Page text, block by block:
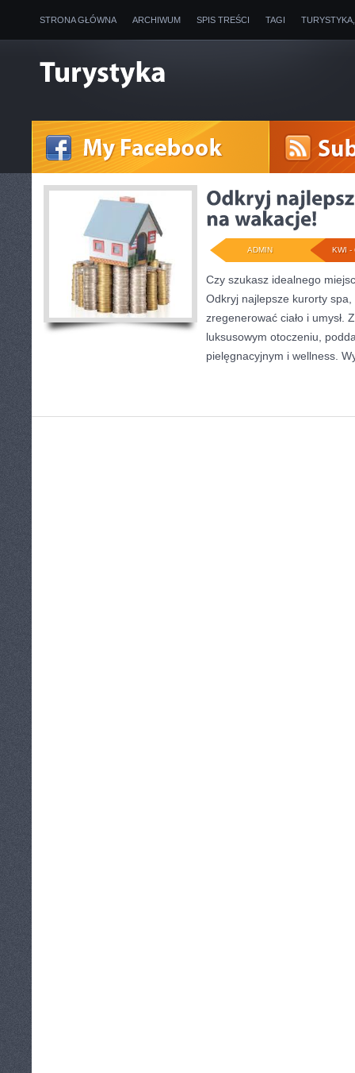
STRONA GŁÓWNA ARCHIWUM SPIS TREŚCI TAGI
KWI -
ADMIN
Czy szukasz idealnego
Odkryj najlepsze kurorty
zregenerować ciało i umysł.
luksusowym otoczeniu,
pielęgnacyjnym i wellness.